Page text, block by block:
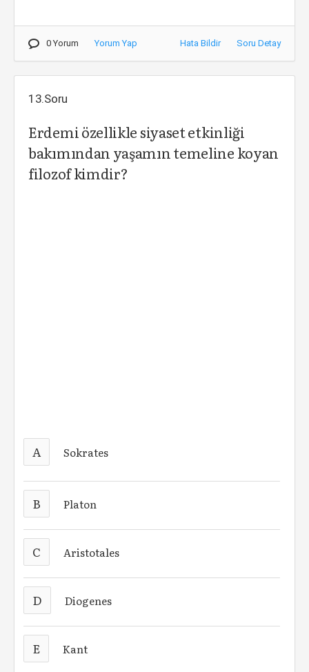
0 Yorum Yorum Yap Hata Bildir Soru Detay
13.Soru
Erdemi özellikle siyaset etkinliği
bakımından yaşamın temeline koyan
filozof kimdir?
A Sokrates
B Platon
C Aristotales
D Diogenes
E Kant